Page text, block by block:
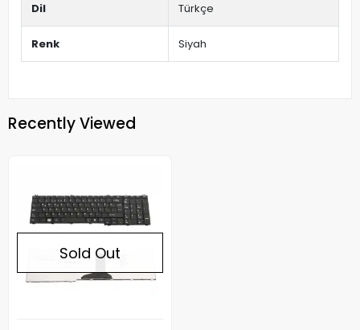
Dil Türkçe
Renk Siyah
Recently Viewed
Sold Out